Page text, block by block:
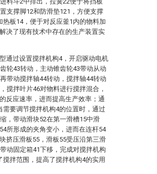
支撑脚12和防滑垫121，方便支撑
热板14，便于对反应釜1内的物料加
决了现有技术中存在的生产装置实
通过设置搅拌机构4，开启驱动电机
轮43转动，主动锥齿轮43带动从动
带动搅拌轴44转动，搅拌轴44转动
搅拌叶片46对物料进行搅拌混合，
反应速率，进而提高生产效率；通
需要调节搅拌机构4的位置时，通过
，带动滑块52在第一滑槽15中滑
所形成的夹角变小，进而在连杆54
挤压滑板55，滑板55受压沿第三滑
动固定箱41下移，完成对搅拌机构
搅拌范围，提高了搅拌机构4的实用